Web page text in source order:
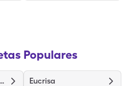
Populares
Clorhidrato de clindamicina Eucrisa